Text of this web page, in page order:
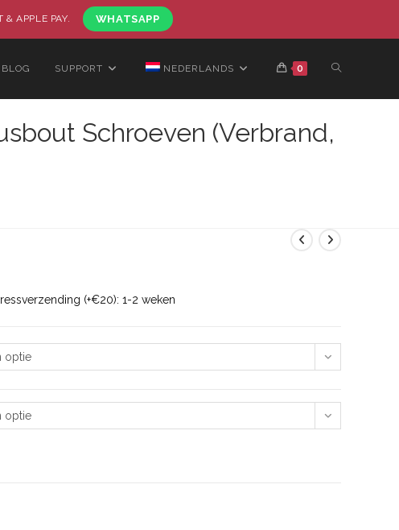
APPLE PAY. WHATSAPP
BLOG SUPPORT NEDERLANDS 0
Schroeven (Verbrand,
(+€20): 1-2 weken
optie
optie